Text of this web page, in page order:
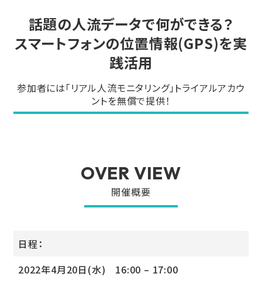
話題の人流データで何ができる？
スマートフォンの位置情報(GPS)を実
践活用
参加者には「リアル人流モニタリング」トライアルアカウ
ントを無償で提供！
OVER VIEW
開催概要
日程：
2022年4月20日(水) 16:00 – 17:00